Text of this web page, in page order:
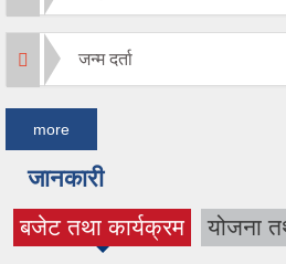
जन्म दर्ता
more
जानकारी
बजेट तथा कार्यक्रम
(active tab) योजना